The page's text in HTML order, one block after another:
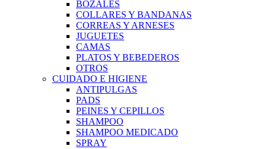
BOZALES
COLLARES Y BANDANAS
CORREAS Y ARNESES
JUGUETES
CAMAS
PLATOS Y BEBEDEROS
OTROS
CUIDADO E HIGIENE
ANTIPULGAS
PADS
PEINES Y CEPILLOS
SHAMPOO
SHAMPOO MEDICADO
SPRAY